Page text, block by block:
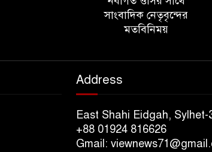
সাংবাদিক নেতৃবৃন্দের
মতবিনিময়
Address
East Shahi Eidgah, Sylhet-
+88 01924 816626
Gmail: